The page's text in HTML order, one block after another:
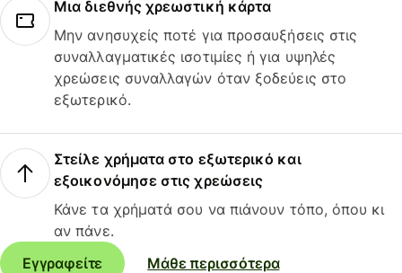
Μια διεθνής χρεωστική κάρτα
Μην ανησυχείς ποτέ για προσαυξήσεις στις
συναλλαγματικές ισοτιμίες ή για υψηλές
χρεώσεις συναλλαγών όταν ξοδεύεις στο
εξωτερικό.
Στείλε χρήματα στο εξωτερικό και
εξοικονόμησε στις χρεώσεις
Κάνε τα χρήματά σου να πιάνουν τόπο, όπου κι
αν πάνε.
Εγγραφείτε
Μάθε περισσότερα